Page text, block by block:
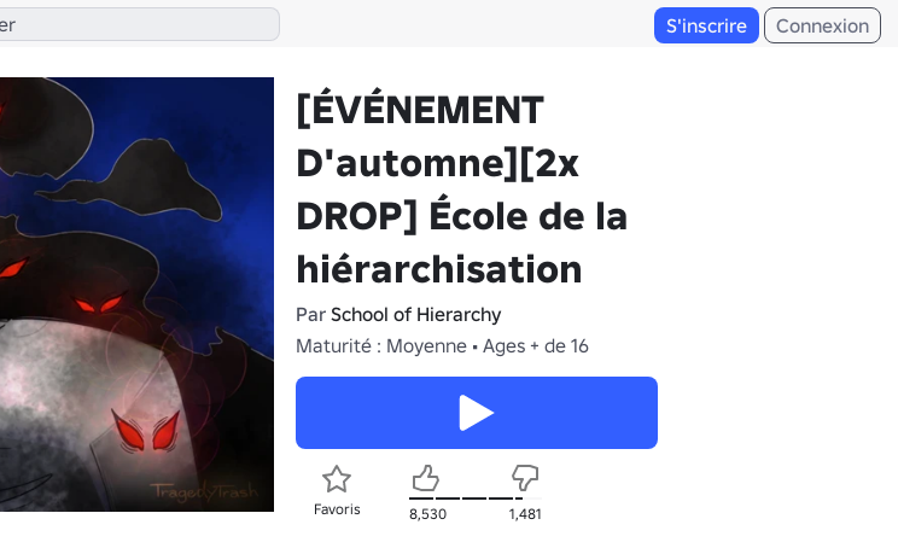
S'inscrire Connexion
[ÉVÉNEMENT
D'automne][2x
DROP] École de la
hiérarchisation
Par School of Hierarchy
Maturité : Moyenne • Ages + de 16
Favoris 8,530 1,481